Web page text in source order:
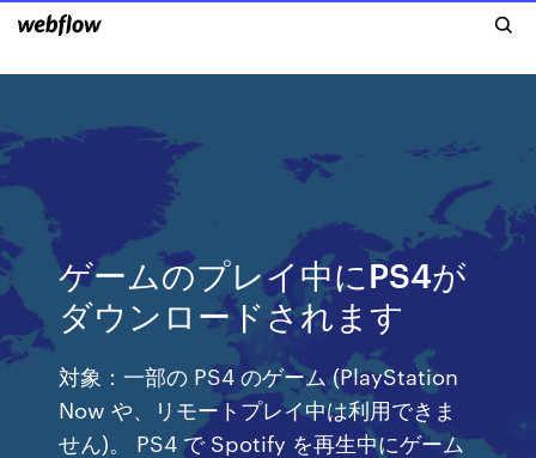
ゲームのプレイ中にPS4が
ダウンロードされます
対象：一部の PS4 のゲーム (PlayStation
Now や、リモートプレイ中は利用できま
せん)。 PS4 で Spotify を再生中にゲーム